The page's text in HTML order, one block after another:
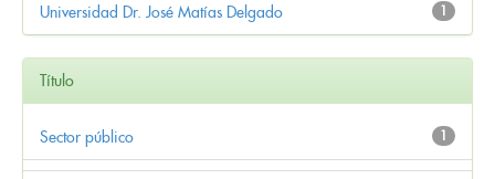
1
Universidad Dr. José Matías Delgado
Título
1
Sector público